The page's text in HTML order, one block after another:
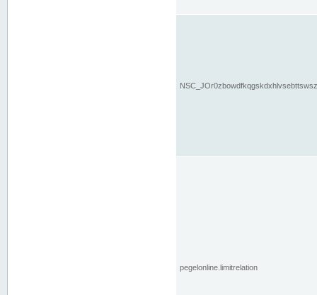
pegelonline.limitrelation